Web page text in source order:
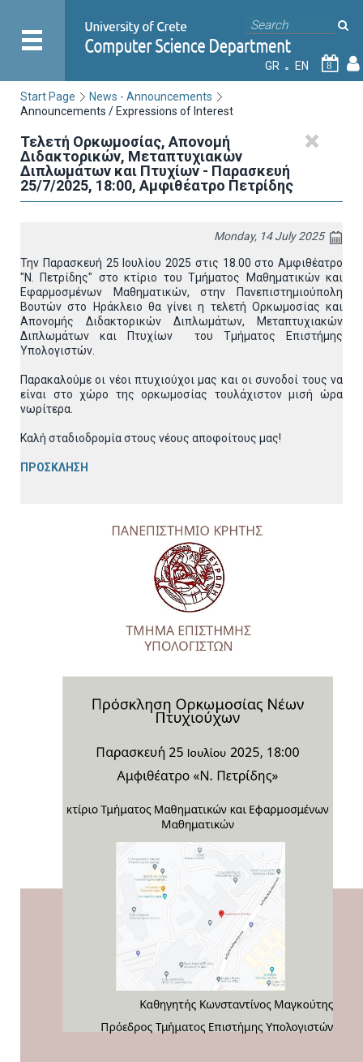
GR EN 8
Start Page
News - Announcements
Announcements / Expressions of Interest
Τελετή Ορκωμοσίας, Απονομή
Διδακτορικών, Μεταπτυχιακών
Διπλωμάτων και Πτυχίων - Παρασκευή
25/7/2025, 18:00, Αμφιθέατρο Πετρίδης
Monday, 14 July 2025
Την Παρασκευή 25 Ιουλίου 2025 στις 18.00 στο Αμφιθέατρο
"Ν. Πετρίδης" στο κτίριο του Τμήματος Μαθηματικών και
Εφαρμοσμένων Μαθηματικών, στην Πανεπιστημιούπολη
Βουτών στο Ηράκλειο θα γίνει η τελετή Ορκωμοσίας και
Απονομής Διδακτορικών Διπλωμάτων, Μεταπτυχιακών
Διπλωμάτων και Πτυχίων του Τμήματος Επιστήμης
Υπολογιστών.
Παρακαλούμε οι νέοι πτυχιούχοι μας και οι συνοδοί τους να
είναι στο χώρο της ορκωμοσίας τουλάχιστον μισή ώρα
νωρίτερα.
Καλή σταδιοδρομία στους νέους αποφοίτους μας!
ΠΡΟΣΚΛΗΣΗ